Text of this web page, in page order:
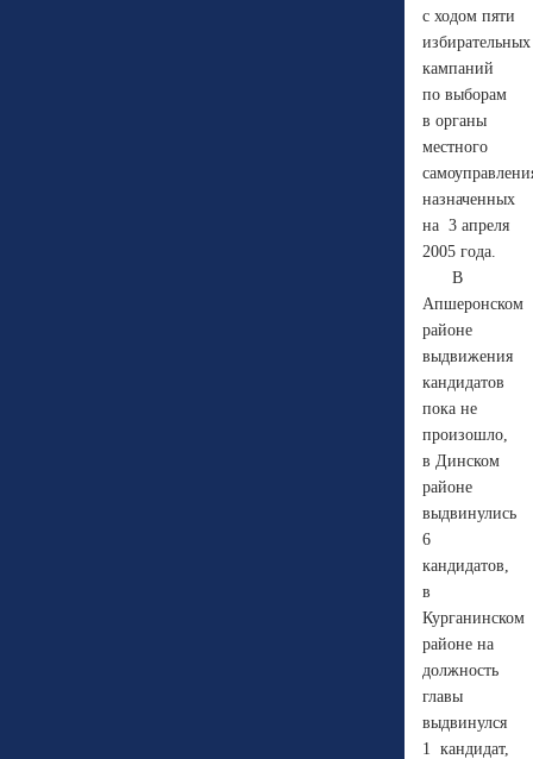
с ходом пяти
избирательных
кампаний
по выборам
в органы
местного
назначенных
на 3 апреля
2005 года.
В
Апшеронском
районе
выдвижения
кандидатов
пока не
произошло,
в Динском
районе
выдвинулись
6
кандидатов,
в
Курганинском
районе на
должность
главы
выдвинулся
1 кандидат,